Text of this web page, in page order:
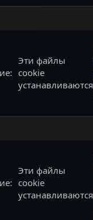
Эти файлы
cookie
устанавливаются
Эти файлы
cookie
устанавливаются